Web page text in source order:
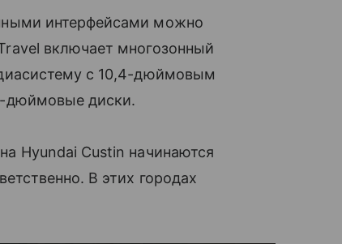
интерфейсами можно
включает многозонный
с 10,4-дюймовым
дюймовые диски.
Hyundai Custin начинаются
В этих городах